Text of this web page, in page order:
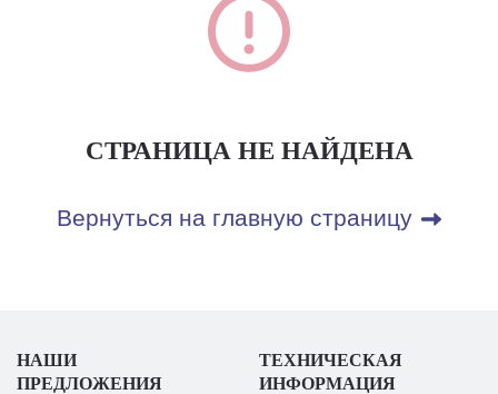
СТРАНИЦА НЕ НАЙДЕНА
Вернуться на главную страницу
НАШИ
ПРЕДЛОЖЕНИЯ
ТЕХНИЧЕСКАЯ
ИНФОРМАЦИЯ